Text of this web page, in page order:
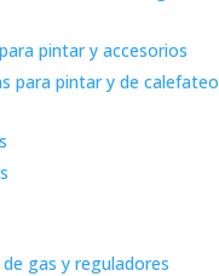
pintar y accesorios
para pintar y de calefateo
gas y reguladores